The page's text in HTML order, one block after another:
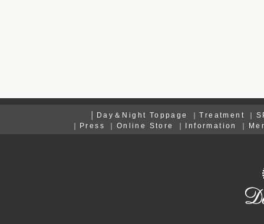
Day＆Night Toppage ｜Treatment
Press Online Store Information